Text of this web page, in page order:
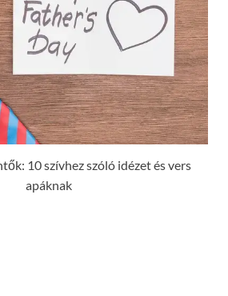
10 szívhez szóló idézet és vers
apáknak